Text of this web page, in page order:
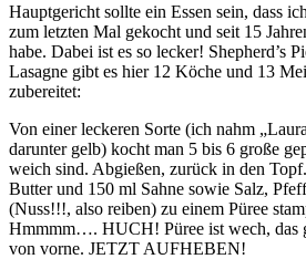
Hauptgericht sollte ein Essen sein, dass
zum letzten Mal gekocht und seit 15
habe. Dabei ist es so lecker! Shepherd’s
Lasagne gibt es hier 12 Köche und 13
zubereitet:
Von einer leckeren Sorte (ich nahm
darunter gelb) kocht man 5 bis 6 große
weich sind. Abgießen, zurück in den
Butter und 150 ml Sahne sowie Salz,
(Nuss!!!, also reiben) zu einem Püree
Hmmmm…. HUCH! Püree ist wech, das
von vorne. JETZT AUFHEBEN!